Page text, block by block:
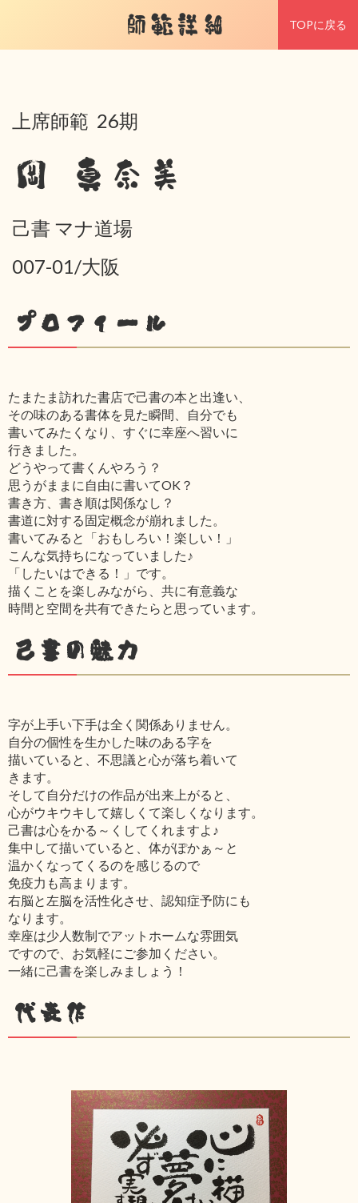
師範詳細 TOPに戻る
上席師範 26期
岡 真奈美
己書 マナ道場
007-01/大阪
プロフィール
たまたま訪れた書店で己書の本と出逢い、
その味のある書体を見た瞬間、自分でも
書いてみたくなり、すぐに幸座へ習いに
行きました。
どうやって書くんやろう？
思うがままに自由に書いてOK？
書き方、書き順は関係なし？
書道に対する固定概念が崩れました。
書いてみると「おもしろい！楽しい！」
こんな気持ちになっていました♪
「したいはできる！」です。
描くことを楽しみながら、共に有意義な
時間と空間を共有できたらと思っています。
己書の魅力
字が上手い下手は全く関係ありません。
自分の個性を生かした味のある字を
描いていると、不思議と心が落ち着いて
きます。
そして自分だけの作品が出来上がると、
心がウキウキして嬉しくて楽しくなります。
己書は心をかる～くしてくれますよ♪
集中して描いていると、体がぽかぁ～と
温かくなってくるのを感じるので
免疫力も高まります。
右脳と左脳を活性化させ、認知症予防にも
なります。
幸座は少人数制でアットホームな雰囲気
ですので、お気軽にご参加ください。
一緒に己書を楽しみましょう！
代表作